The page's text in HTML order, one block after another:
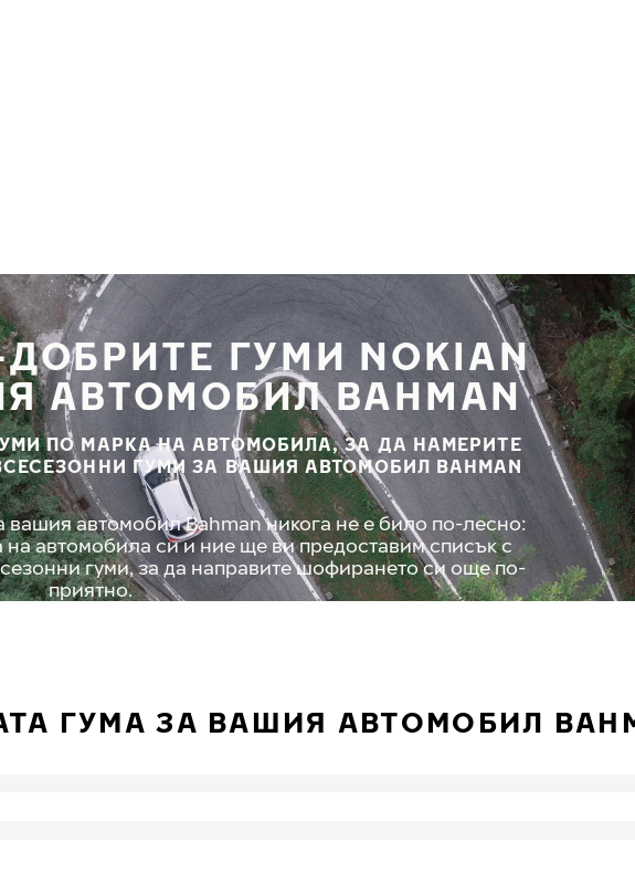
ГУМИ NOKIAN
АВТОМОБИЛ BAHMAN
ПО МАРКА НА АВТОМОБИЛА, ЗА ДА НАМЕРИТЕ
ГУМИ ЗА ВАШИЯ АВТОМОБИЛ BAHMAN
вашия автомобил Bahman никога не е било по-лесно:
автомобила си и ние ще ви предоставим списък с
гуми, за да направите шофирането си още по-
приятно.
ГУМА ЗА ВАШИЯ АВТОМОБИЛ